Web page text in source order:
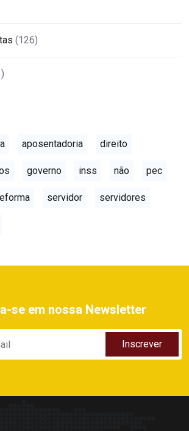
(126)
aposentadoria direito
governo inss não pec
servidor servidores
se em nossa Newsletter